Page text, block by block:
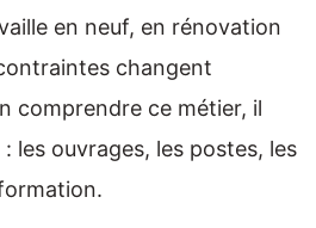
en neuf, en rénovation
changent
comprendre ce métier, il
les ouvrages, les postes, les